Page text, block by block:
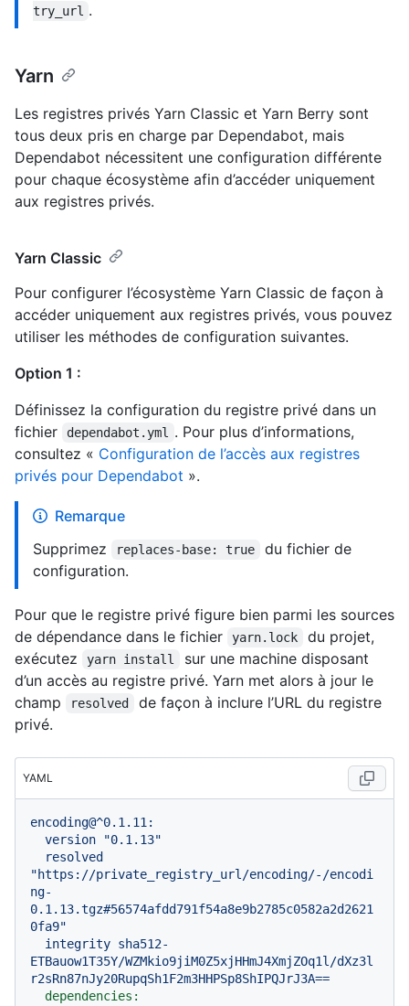
try_url .
Yarn
Les registres privés Yarn Classic et Yarn Berry sont
tous deux pris en charge par Dependabot, mais
Dependabot nécessitent une configuration différente
pour chaque écosystème afin d’accéder uniquement
aux registres privés.
Yarn Classic
Pour configurer l’écosystème Yarn Classic de façon à
accéder uniquement aux registres privés, vous pouvez
utiliser les méthodes de configuration suivantes.
Option 1 :
Définissez la configuration du registre privé dans un
fichier
dependabot.yml
. Pour plus d’informations,
consultez « Configuration de l’accès aux registres
privés pour Dependabot ».
Remarque
Supprimez
replaces-base: true
du fichier de
configuration.
Pour que le registre privé figure bien parmi les sources
de dépendance dans le fichier
yarn.lock
du projet,
exécutez
yarn install
sur une machine disposant
d’un accès au registre privé. Yarn met alors à jour le
champ
resolved
de façon à inclure l’URL du registre
privé.
YAML
encoding@^0.1.11:
version
"0.1.13"
resolved
"https://private_registry_url/encoding/-/encodi
ng-
0.1.13.tgz#56574afdd791f54a8e9b2785c0582a2d2621
0fa9"
integrity sha512-
ETBauow1T35Y/WZMkio9jiM0Z5xjHHmJ4XmjZOq1l/dXz3l
r2sRn87nJy20RupqSh1F2m3HHPSp8ShIPQJrJ3A==
dependencies: